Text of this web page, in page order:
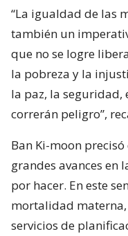
“La igualdad de las
también un
que no se logre
la pobreza y la
la paz, la seguridad,
correrán peligro”,
Ban Ki-moon
grandes avances en
por hacer. En este
mortalidad materna,
servicios de